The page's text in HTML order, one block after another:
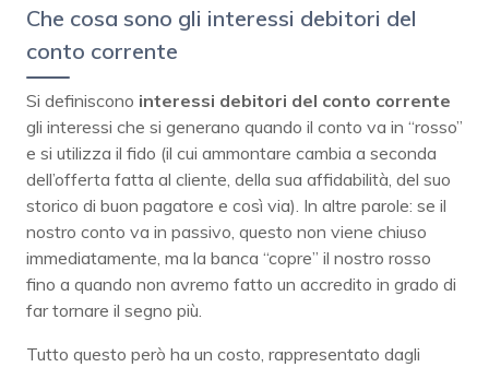
Che cosa sono gli interessi debitori del
conto corrente
Si definiscono interessi debitori del conto corrente
gli interessi che si generano quando il conto va in “rosso”
e si utilizza il fido (il cui ammontare cambia a seconda
dell’offerta fatta al cliente, della sua affidabilità, del suo
storico di buon pagatore e così via). In altre parole: se il
nostro conto va in passivo, questo non viene chiuso
immediatamente, ma la banca “copre” il nostro rosso
fino a quando non avremo fatto un accredito in grado di
far tornare il segno più.
Tutto questo però ha un costo, rappresentato dagli